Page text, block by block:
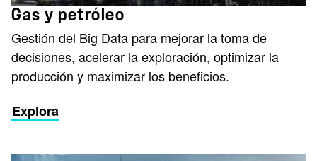
Gas y petróleo
Gestión del Big Data para mejorar la toma de
decisiones, acelerar la exploración, optimizar la
producción y maximizar los beneficios.
Explora